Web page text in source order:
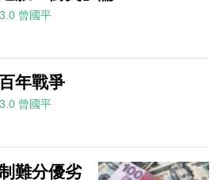
曾國平
年戰爭
曾國平
難分優劣